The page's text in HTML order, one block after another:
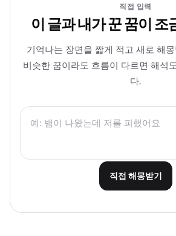
직접 입력
이 글과 내가 꾼 꿈이 조
기억나는 장면을 짧게 적고 새로 해
비슷한 꿈이라도 흐름이 다르면 해석
다.
직접 해몽받기